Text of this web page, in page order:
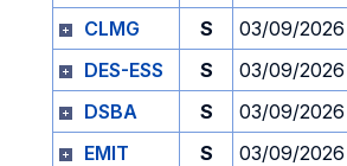
CLMG
S 03/09/2026
DES-ESS
S 03/09/2026
DSBA
S 03/09/2026
EMIT
S 03/09/2026